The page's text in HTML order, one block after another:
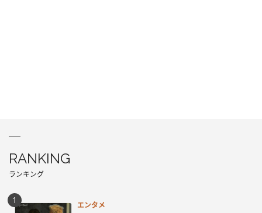
RANKING
ランキング
エンタメ